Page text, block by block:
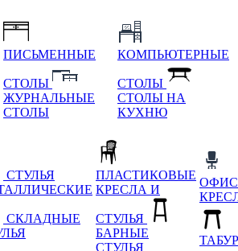
ПИСЬМЕННЫЕ
СТОЛЫ
ЖУРНАЛЬНЫЕ
СТОЛЫ
КОМПЬЮТЕРНЫЕ
СТОЛЫ
СТОЛЫ НА
КУХНЮ
СТУЛЬЯ
СКЛАДНЫЕ
ПЛАСТИКОВЫЕ
КРЕСЛА И
СТУЛЬЯ
БАРНЫЕ
СТУЛЬЯ